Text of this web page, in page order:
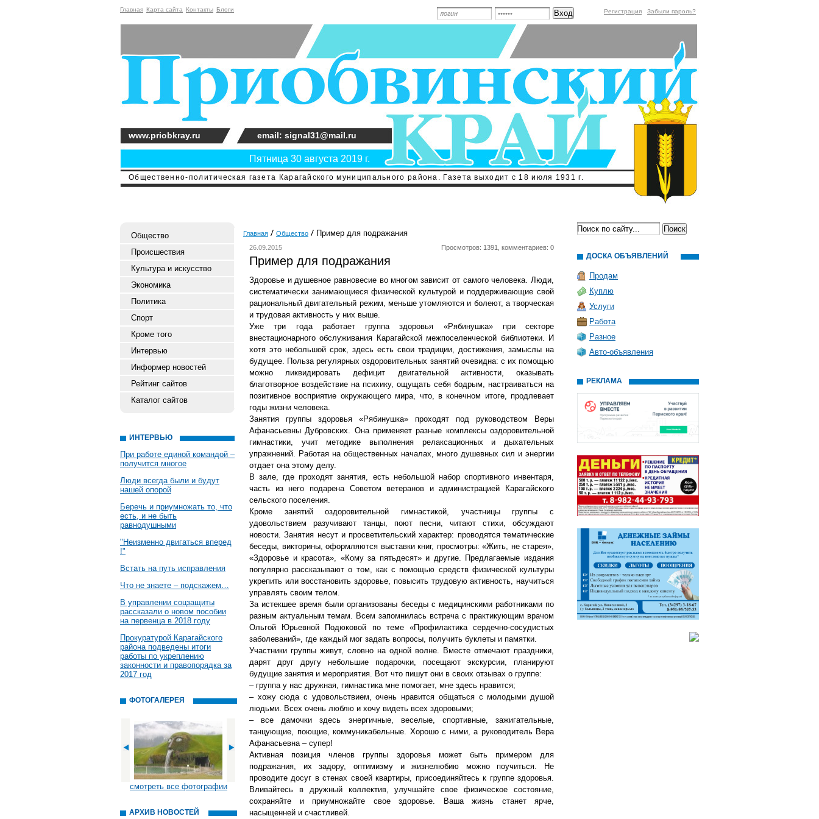
Главная Карта сайта Контакты Блоги Регистрация Забыли пароль?
Общественно-политическая газета Карагайского муниципального района. Газета выходит с 18 июля 1931 г.
Пятница 30 августа 2019 г.
www.priobkray.ru email: signal31@mail.ru
Общество
Происшествия
Культура и искусство
Экономика
Политика
Спорт
Кроме того
Интервью
Информер новостей
Рейтинг сайтов
Каталог сайтов
ИНТЕРВЬЮ
При работе единой командой –
получится многое
Люди всегда были и будут
нашей опорой
Беречь и приумножать то, что
есть, и не быть
равнодушными
"Неизменно двигаться вперед
!"
Встать на путь исправления
Что не знаете – подскажем…
В управлении соцзащиты
рассказали о новом пособии
на первенца в 2018 году
Прокуратурой Карагайского
района подведены итоги
работы по укреплению
законности и правопорядка за
2017 год
ФОТОГАЛЕРЕЯ
смотреть все фотографии
АРХИВ НОВОСТЕЙ
Главная Общество Пример для подражания
26.09.2015 Просмотров: 1391, комментариев: 0
Пример для подражания
Здоровье и душевное равновесие во многом зависит от самого человека. Люди,
систематически занимающиеся физической культурой и поддерживающие свой
рациональный двигательный режим, меньше утомляются и болеют, а творческая
и трудовая активность у них выше.
Уже три года работает группа здоровья «Рябинушка» при секторе
внестационарного обслуживания Карагайской межпоселенческой библиотеки. И
хотя это небольшой срок, здесь есть свои традиции, достижения, замыслы на
будущее. Польза регулярных оздоровительных занятий очевидна: с их помощью
можно ликвидировать дефицит двигательной активности, оказывать
благотворное воздействие на психику, ощущать себя бодрым, настраиваться на
позитивное восприятие окружающего мира, что, в конечном итоге, продлевает
годы жизни человека.
Занятия группы здоровья «Рябинушка» проходят под руководством Веры
Афанасьевны Дубровских. Она применяет разные комплексы оздоровительной
гимнастики, учит методике выполнения релаксационных и дыхательных
упражнений. Работая на общественных началах, много душевных сил и энергии
отдает она этому делу.
В зале, где проходят занятия, есть небольшой набор спортивного инвентаря,
часть из него подарена Советом ветеранов и администрацией Карагайского
сельского поселения.
Кроме занятий оздоровительной гимнастикой, участницы группы с
удовольствием разучивают танцы, поют песни, читают стихи, обсуждают
новости. Занятия несут и просветительский характер: проводятся тематические
беседы, викторины, оформляются выставки книг, просмотры: «Жить, не старея»,
«Здоровье и красота», «Кому за пятьдесят» и другие. Предлагаемые издания
популярно рассказывают о том, как с помощью средств физической культуры
укрепить или восстановить здоровье, повысить трудовую активность, научиться
управлять своим телом.
За истекшее время были организованы беседы с медицинскими работниками по
разным актуальным темам. Всем запомнилась встреча с практикующим врачом
Ольгой Юрьевной Подюковой по теме «Профилактика сердечно-сосудистых
заболеваний», где каждый мог задать вопросы, получить буклеты и памятки.
Участники группы живут, словно на одной волне. Вместе отмечают праздники,
дарят друг другу небольшие подарочки, посещают экскурсии, планируют
будущие занятия и мероприятия. Вот что пишут они в своих отзывах о группе:
– группа у нас дружная, гимнастика мне помогает, мне здесь нравится;
– хожу сюда с удовольствием, очень нравится общаться с молодыми душой
людьми. Всех очень люблю и хочу видеть всех здоровыми;
– все дамочки здесь энергичные, веселые, спортивные, зажигательные,
танцующие, поющие, коммуникабельные. Хорошо с ними, а руководитель Вера
Афанасьевна – супер!
Активная позиция членов группы здоровья может быть примером для
подражания, их задору, оптимизму и жизнелюбию можно поучиться. Не
проводите досуг в стенах своей квартиры, присоединяйтесь к группе здоровья.
Вливайтесь в дружный коллектив, улучшайте свое физическое состояние,
сохраняйте и приумножайте свое здоровье. Ваша жизнь станет ярче,
насыщенней и счастливей.
ДОСКА ОБЪЯВЛЕНИЙ
Продам
Куплю
Услуги
Работа
Разное
Авто-объявления
РЕКЛАМА